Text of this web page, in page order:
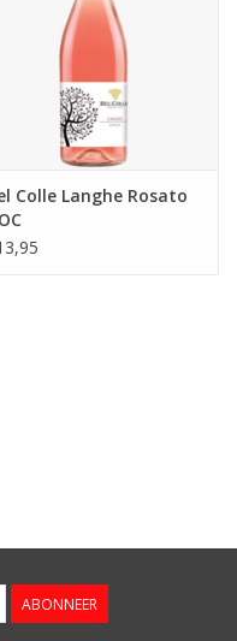
ze de rosé het hogere niveau.
maar ook geconcentreerd,
fruitig maar ook kruidig, lange
kortom een fantastisch
glas wijn!
AAN WINKELWAGEN
Colle Langhe Rosato
ABONNEER